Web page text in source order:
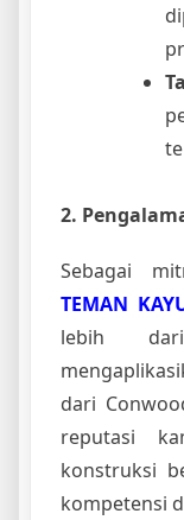
2.
Sebagai
TEMAN
lebih
dari
reputasi
konstruksi
kompetensi